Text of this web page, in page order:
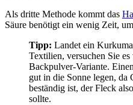
Als dritte Methode kommt das
Säure benötigt ein wenig Zeit,
Tipp: Landet ein
Textilien, versuchen Sie
Backpulver-Variante.
gut in die Sonne legen,
beständig ist, der Fleck
sollte.